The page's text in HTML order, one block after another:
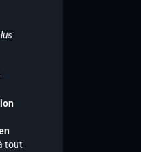
tout